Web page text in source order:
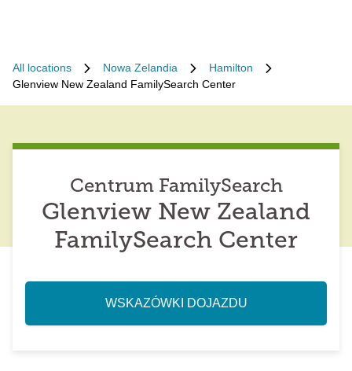
All locations Nowa Zelandia
Hamilton
Glenview New Zealand FamilySearch Center
Centrum FamilySearch
Glenview New Zealand
FamilySearch Center
WSKAZÓWKI DOJAZDU